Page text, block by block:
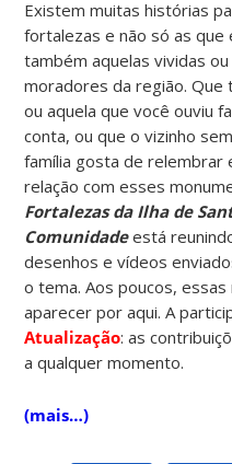
Existem muitas histórias
fortalezas e não só as que
também aquelas vividas
moradores da região. Que
ou aquela que você ouviu
conta, ou que o vizinho
família gosta de relembrar
relação com esses
Fortalezas da Ilha de
Comunidadeestá
desenhos e vídeos
o tema. Aos poucos,
aparecer por aqui. A
Atualização: as
a qualquer momento.
(mais…)